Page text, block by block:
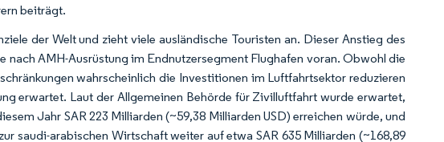
beiträgt.
der Welt und zieht viele ausländische Touristen an. Dieser Anstieg des
AMH-Ausrüstung im Endnutzersegment Flughafen voran. Obwohl die
wahrscheinlich die Investitionen im Luftfahrtsektor reduzieren
erwartet. Laut der Allgemeinen Behörde für Zivilluftfahrt wurde erwartet,
Jahr SAR 223 Milliarden (~59,38 Milliarden USD) erreichen würde, und
saudi-arabischen Wirtschaft weiter auf etwa SAR 635 Milliarden (~168,89